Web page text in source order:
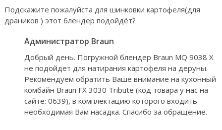
Подскажите пожалуйста для шинковки картофеля(для
драников ) этот блендер подойдёт?
Администратор Braun
Добрый день. Погружной блендер Braun MQ 9038 X
не подойдет для натирания картофеля на деруны.
Рекомендуем обратить Ваше внимание на кухонный
комбайн Braun FX 3030 Tribute (код товара у нас на
сайте: 0639), в комплектацию которого входить
необходимая Вам насадка. Спасибо за обращение.